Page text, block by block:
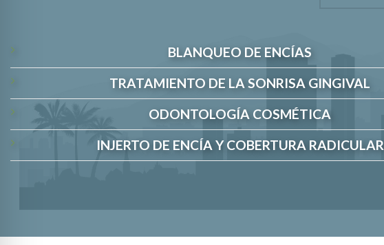
BLANQUEO DE ENCÍAS
TRATAMIENTO DE LA SONRISA GINGIVAL
ODONTOLOGÍA COSMÉTICA
INJERTO DE ENCÍA Y COBERTURA RADICULAR